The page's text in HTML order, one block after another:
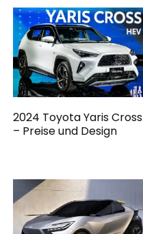
2024 Toyota Yaris Cross
– Preise und Design